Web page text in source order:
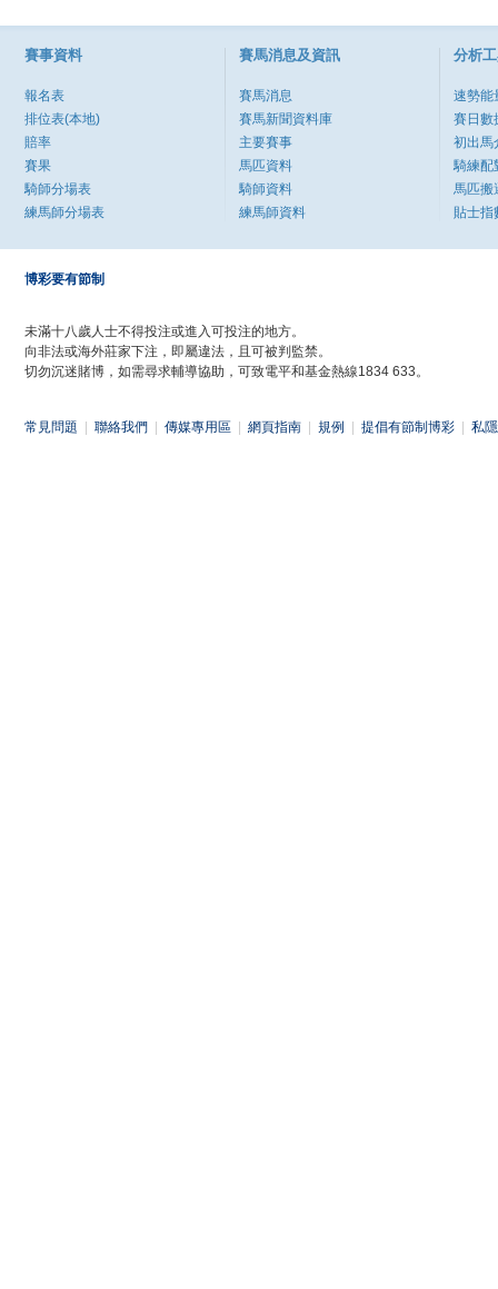
賽事資料
報名表
排位表(本地)
賠率
賽果
騎師分場表
練馬師分場表
賽馬消息及資訊
賽馬消息
賽馬新聞資料庫
主要賽事
馬匹資料
騎師資料
練馬師資料
分析
速勢能
賽日數
初出馬
騎練配
馬匹搬
貼士指
博彩要有節制
未滿十八歲人士不得投注或進入可投注的地方。
向非法或海外莊家下注，即屬違法，且可被判監禁。
切勿沉迷賭博，如需尋求輔導協助，可致電平和基金熱線1834 633。
常見問題 聯絡我們 傳媒專用區 網頁指南 規例 提倡有節制博彩 私